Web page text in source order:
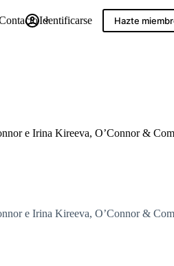
oriGIn Worldwide GIs Compilation
Identificarse Hazte
e Irina Kireeva, O’Connor &
e Irina Kireeva, O’Connor &